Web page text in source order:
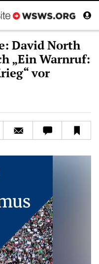
David North
„Ein Warnruf:
vor